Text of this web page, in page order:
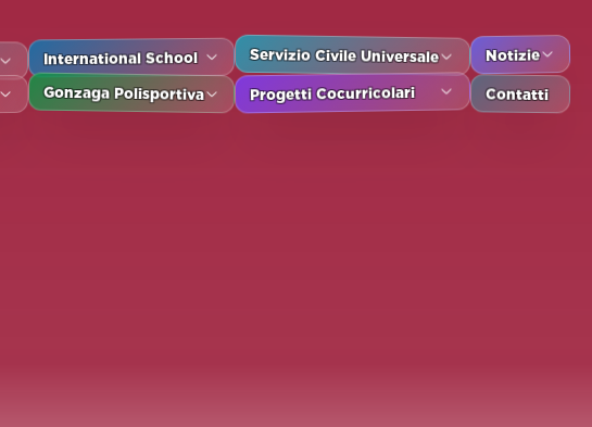
International School
Gonzaga Polisportiva
Servizio Civile Universale
Progetti Cocurricolari
Notizie
Contatti